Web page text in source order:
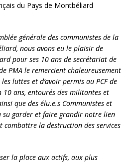
du Pays de Montbéliard
générale des communistes de la
nous avons eu le plaisir de
pour ses 10 ans de secrétariat de
PMA le remercient chaleureusement
luttes et d’avoir permis au PCF de
10 ans, entourés des militantes et
que des élu.e.s Communistes et
su garder et faire grandir notre lien
combattre la destruction des services
la place aux actifs, aux plus